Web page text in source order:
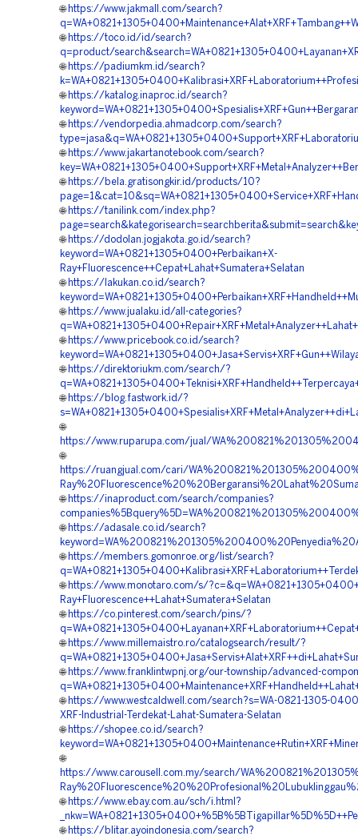
🌐 https://www.jakmall.com/search?
🌐 https://toco.id/id/search?
q=product/
🌐 https://padiumkm.id/search?
🌐 https://katalog.inaproc.id/search?
🌐 https://vendorpedia.ahmadcorp.com/search?
🌐 https://www.jakartanotebook.com/search?
🌐 https://bela.gratisongkir.id/products/10?
🌐 https://tanilink.com/index.php?
🌐 https://dodolan.jogjakota.go.id/search?
keyword=WA+0821+1305+0400+Perbaikan+X-
Ray+Fluorescence++Cepat+Lahat+Sumatera+Selatan
🌐 https://lakukan.co.id/search?
🌐 https://www.jualaku.id/all-categories?
🌐 https://www.pricebook.co.id/search?
🌐 https://direktoriukm.com/search/?
🌐 https://blog.fastwork.id/?
🌐
https://www.ruparupa.com/jual/
🌐
https://ruangjual.com/cari/
🌐 https://inaproduct.com/search/companies?
🌐 https://adasale.co.id/search?
🌐 https://members.gomonroe.org/list/search?
🌐 https://www.monotaro.com/s/
Ray+Fluorescence++Lahat+Sumatera+Selatan
🌐 https://co.pinterest.com/search/pins/?
🌐 https://www.millemaistro.ro/catalogsearch/result/?
🌐 https://www.franklintwpnj.org/our-township/advanced-
🌐 https://www.westcaldwell.com/search?s=WA-0821-1305-
XRF-Industrial-Terdekat-Lahat-Sumatera-Selatan
🌐 https://shopee.co.id/search?
🌐
https://www.carousell.com.my/search/
🌐 https://www.ebay.com.au/sch/i.html?
🌐 https://blitar.ayoindonesia.com/search?